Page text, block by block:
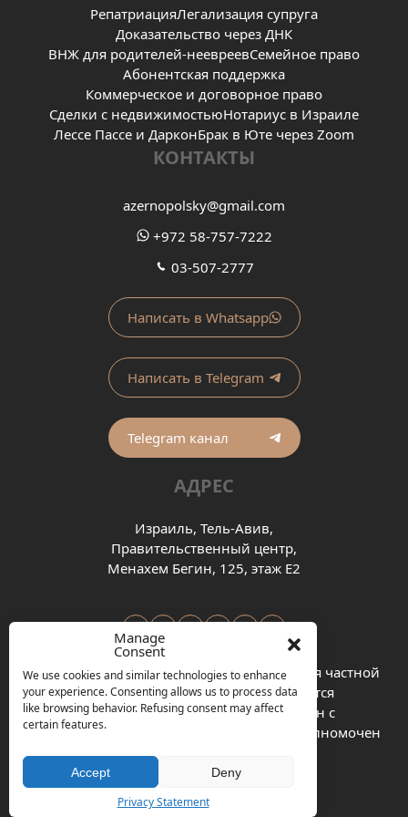
Manage
Consent
We use cookies and similar technologies to enhance
your experience. Consenting allows us to process data
like browsing behavior. Refusing consent may affect
certain features.
Accept Deny
Privacy Statement
РепатриацияЛегализация супруга
Доказательство через ДНК
ВНЖ для родителей-неевреевСемейное право
Абонентская поддержка
Коммерческое и договорное право
Сделки с недвижимостьюНотариус в Израиле
Лессе Пассе и ДарконБрак в Юте через Zoom
КОНТАКТЫ
azernopolsky@gmail.com
+972 58-757-7222
03-507-2777
Написать в Whatsapp
Написать в Telegram
Telegram канал
АДРЕС
Израиль, Тель-Авив,
Правительственный центр,
Менахем Бегин, 125, этаж Е2
© 2026 Alex Zernopolsky Law Office является частной
юридической фирмой. Он не является
государственным органом, не связан с
государственными учреждениями, не уполномочен
ими и не действует от их имени
Политика конфиденциальности